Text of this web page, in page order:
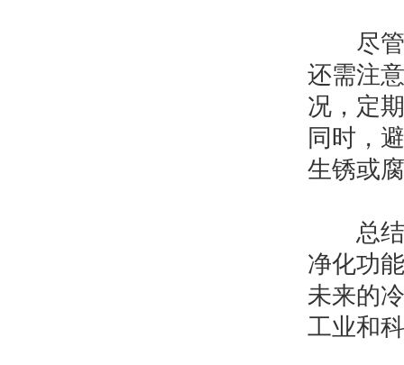
尽管
还需注
况，定
同时，
生锈或
总结
净化功
未来的
工业和